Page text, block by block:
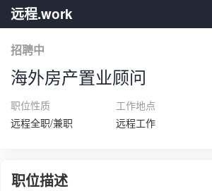
远程.work
招聘中
海外房产置业顾问
职位性质
远程全职/兼职
工作地点
远程工作
职位描述